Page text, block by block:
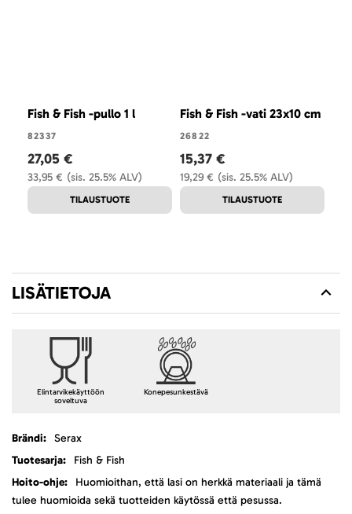
Fish & Fish -pullo 1 l
82337
(sis. 25.5% ALV)
33,95 €
27,05 €
TILAUSTUOTE
Fish & Fish -vati 23x10 cm
26822
(sis. 25.5% ALV)
19,29 €
15,37 €
TILAUSTUOTE
LISÄTIETOJA
Elintarvikekäyttöön
soveltuva
Konepesunkestävä
LisätietojaSerax
Fish & Fish
Huomioithan, että lasi on herkkä materiaali ja tämä
tulee huomioida sekä tuotteiden käytössä että pesussa.